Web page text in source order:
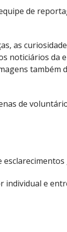
de
as
noticiários da
também
de
esclarecimentos
individual e